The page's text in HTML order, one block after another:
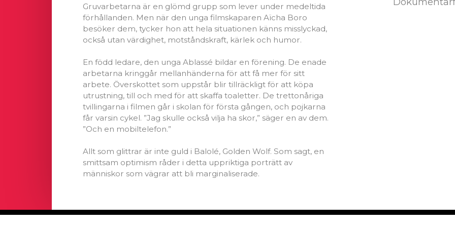
Gruvarbetarna är en glömd grupp som lever under medeltida
förhållanden. Men när den unga filmskaparen Aïcha Boro
besöker dem, tycker hon att hela situationen känns misslyckad,
också utan värdighet, motståndskraft, kärlek och humor.
En född ledare, den unga Ablassé bildar en förening. De enade
arbetarna kringgår mellanhänderna för att få mer för sitt
arbete. Överskottet som uppstår blir tillräckligt för att köpa
utrustning, till och med för att skaffa toaletter. De trettonåriga
tvillingarna i filmen går i skolan för första gången, och pojkarna
får varsin cykel. ”Jag skulle också vilja ha skor,” säger en av dem.
”Och en mobiltelefon.”
Allt som glittrar är inte guld i Balolé, Golden Wolf. Som sagt, en
smittsam optimism råder i detta uppriktiga porträtt av
människor som vägrar att bli marginaliserade.